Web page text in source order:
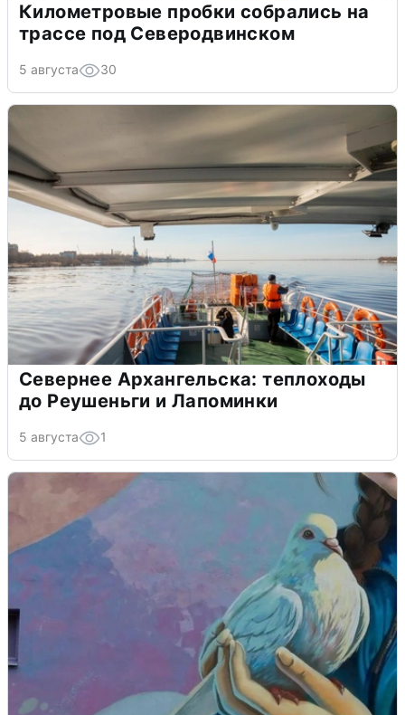
Километровые пробки собрались на
трассе под Северодвинском
5 августа 30
Севернее Архангельска: теплоходы
до Реушеньги и Лапоминки
5 августа 1